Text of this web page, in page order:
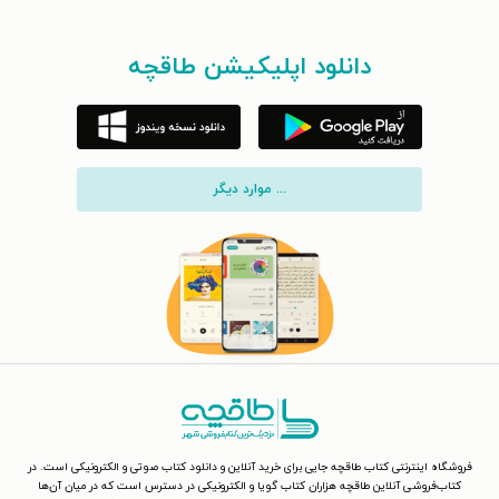
دانلود اپلیکیشن طاقچه
... موارد دیگر
فروشگاه اینترنتی کتاب طاقچه جایی برای خرید آنلاین و دانلود کتاب صوتی و الکترونیکی است. در
کتاب‌فروشی آنلاین طاقچه هزاران کتاب گویا و الکترونیکی در دسترس است که در میان آن‌ها